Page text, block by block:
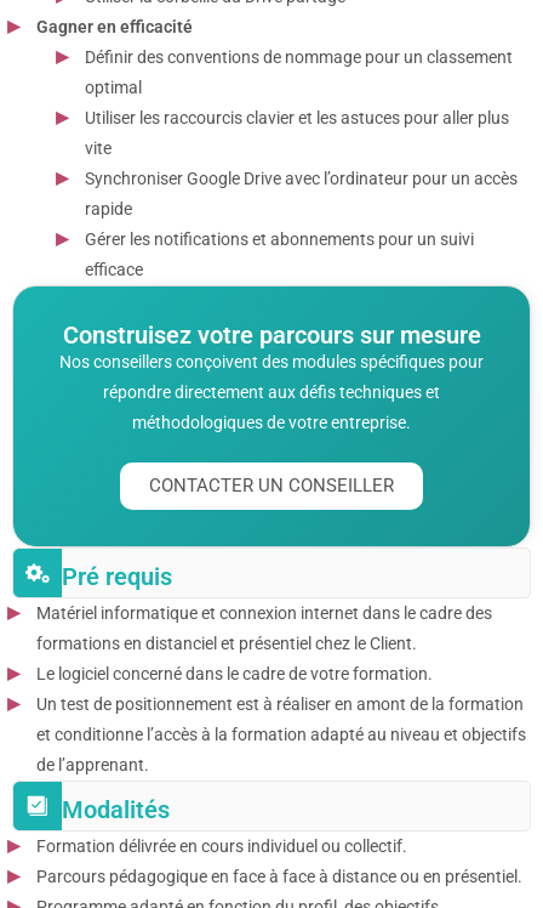
Gagner en efficacité
Définir des conventions de nommage pour un classement
optimal
Utiliser les raccourcis clavier et les astuces pour aller plus
vite
Synchroniser Google Drive avec l’ordinateur pour un accès
rapide
Gérer les notifications et abonnements pour un suivi
efficace
Construisez votre parcours sur mesure
Nos conseillers conçoivent des modules spécifiques pour
répondre directement aux défis techniques et
méthodologiques de votre entreprise.
CONTACTER UN CONSEILLER
Pré requis
Matériel informatique et connexion internet dans le cadre des
formations en distanciel et présentiel chez le Client.
Le logiciel concerné dans le cadre de votre formation.
Un test de positionnement est à réaliser en amont de la formation
et conditionne l’accès à la formation adapté au niveau et objectifs
de l’apprenant.
Modalités
Formation délivrée en cours individuel ou collectif.
Parcours pédagogique en face à face à distance ou en présentiel.